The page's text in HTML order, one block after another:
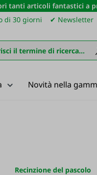
tanti articoli fantastici a
di 30 giorni ✔ Newsletter
Novità nella
Recinzione del pascolo